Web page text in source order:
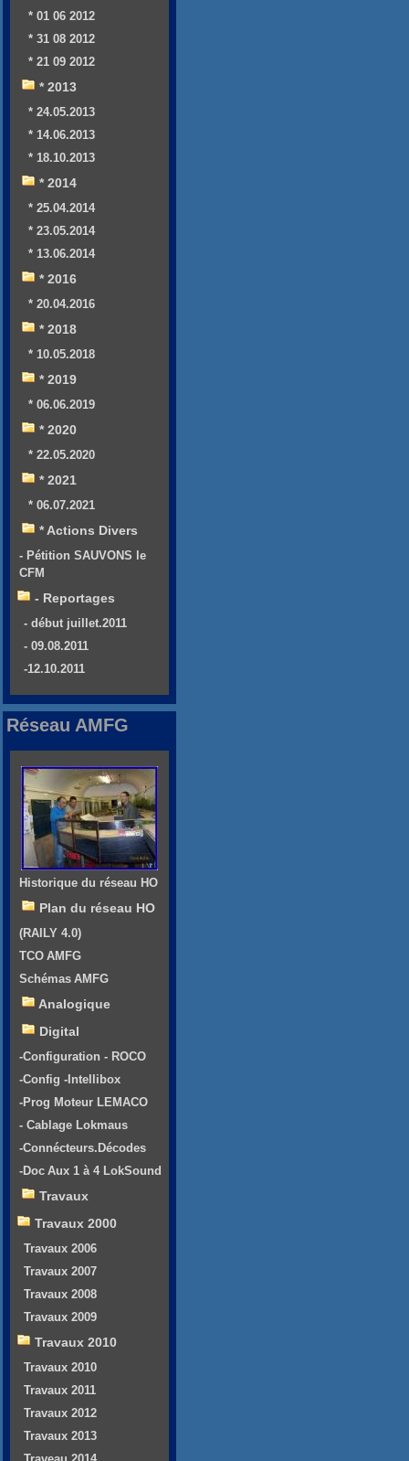
* 01 06 2012
* 31 08 2012
* 21 09 2012
* 2013
* 24.05.2013
* 14.06.2013
* 18.10.2013
* 2014
* 25.04.2014
* 23.05.2014
* 13.06.2014
* 2016
* 20.04.2016
* 2018
* 10.05.2018
* 2019
* 06.06.2019
* 2020
* 22.05.2020
* 2021
* 06.07.2021
* Actions Divers
- Pétition SAUVONS le
CFM
- Reportages
- début juillet.2011
- 09.08.2011
-12.10.2011
Réseau AMFG
Historique du réseau HO
Plan du réseau HO
(RAILY 4.0)
TCO AMFG
Schémas AMFG
Analogique
Digital
-Configuration - ROCO
-Config -Intellibox
-Prog Moteur LEMACO
- Cablage Lokmaus
-Connécteurs.Décodes
-Doc Aux 1 à 4 LokSound
Travaux
Travaux 2000
Travaux 2006
Travaux 2007
Travaux 2008
Travaux 2009
Travaux 2010
Travaux 2010
Travaux 2011
Travaux 2012
Travaux 2013